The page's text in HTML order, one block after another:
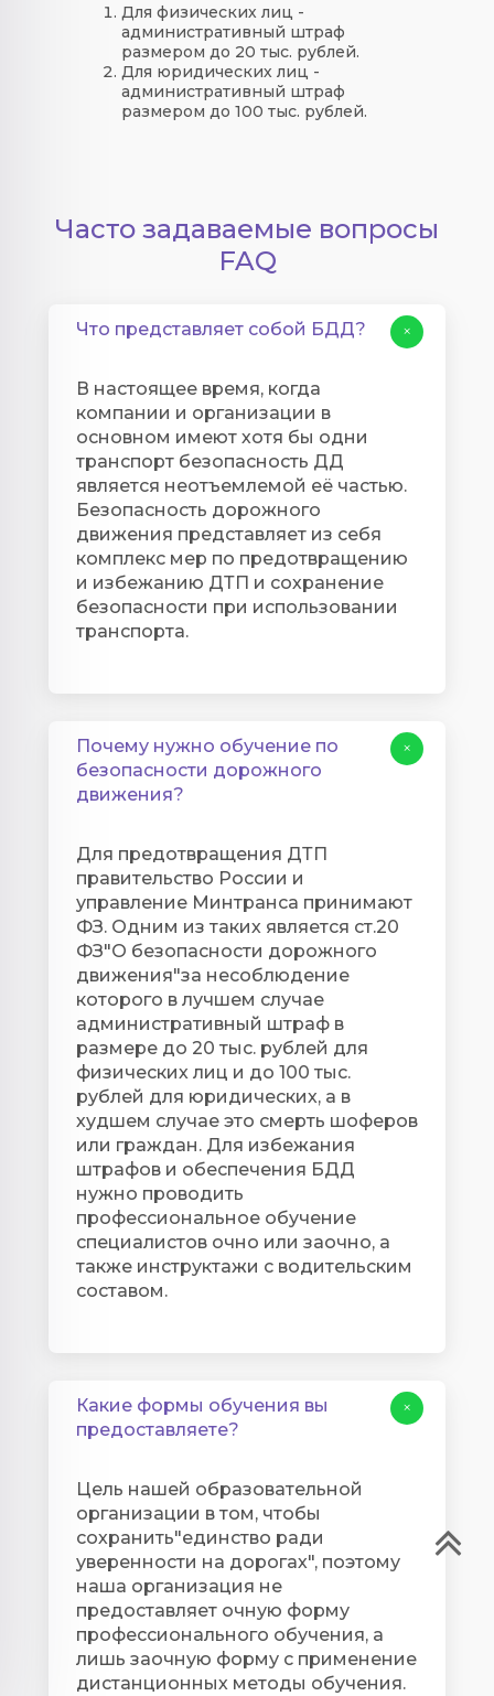
Для физических лиц -
административный штраф
размером до 20 тыс. рублей.
Для юридических лиц -
административный штраф
размером до 100 тыс. рублей.
Часто задаваемые вопросы
FAQ
Что представляет собой БДД?
В настоящее время, когда
компании и организации в
основном имеют хотя бы одни
транспорт безопасность ДД
является неотъемлемой её частью.
Безопасность дорожного
движения представляет из себя
комплекс мер по предотвращению
и избежанию ДТП и сохранение
безопасности при использовании
транспорта.
+
Почему нужно обучение по
безопасности дорожного
движения?​​​​​​​
Для предотвращения ДТП
правительство России и
управление Минтранса принимают
ФЗ. Одним из таких является ст.20
ФЗ"О безопасности дорожного
движения"за несоблюдение
которого в лучшем случае
административный штраф в
размере до 20 тыс. рублей для
физических лиц и до 100 тыс.
рублей для юридических, а в
худшем случае это смерть шоферов
или граждан. Для избежания
штрафов и обеспечения БДД
нужно проводить
профессиональное обучение
специалистов очно или заочно, а
также инструктажи с водительским
составом.
+
Какие формы обучения вы
предоставляете?​​​​​​​
Цель нашей образовательной
организации в том, чтобы
сохранить"единство ради
уверенности на дорогах", поэтому
наша организация не
предоставляет очную форму
профессионального обучения, а
лишь заочную форму с применение
дистанционных методы обучения.
+